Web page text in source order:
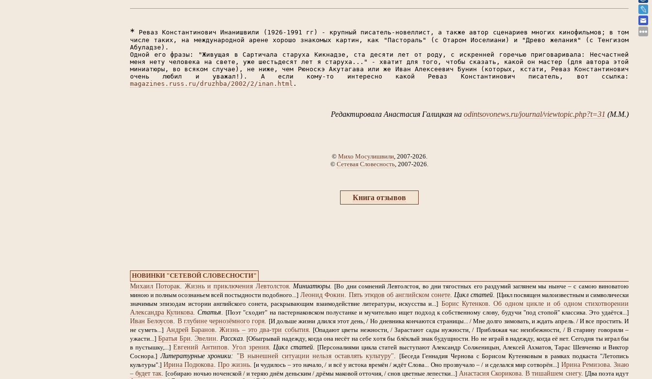
* Реваз Константинович Инанишвили (1926-1991 гг) - крупный писатель-новеллист, а также автор сценариев многих кинофильмов; в том
числе таких, на международной арене хорошо знакомых картин, как "Пастораль" (с Отаром Иоселиани) и "Древо желания" (с Тенгизом
Абуладзе).
Одной его фразы: "Живущая в Сартичала старуха Кикнадзе, ста десяти лет от роду, с искренней горечью приговаривала: Несчастней
меня нету человека на свете, уже шестьдесят лет я старуха..." - хватит для того, чтобы сказать, какой он мастер (для автора этой
миниатюры, во всяком случае), не ниже, чем Рюноскэ Акутагава или же Иван Алексеевич Бунин (которых, кстати, Реваз Константинович
очень любил и уважал!). А если кому-то интересно какой Реваз Константинович писатель, вот ссылка:
magazines.russ.ru/druzhba/2002/2/inan.html .
Редактировала Анастасия Галицкая на odintsovonews.ru/journal/viewtopic.php?t=31 (М.М.)
© Михо Мосулишвили, 2007-2026.
© Сетевая Словесность , 2007-2026.
Книга отзывов
НОВИНКИ "СЕТЕВОЙ СЛОВЕСНОСТИ"
Михаил Поторак Жизнь и приключения Левтолстоя. Миниатюры.
[Во дни сомнений Левтолстоя, во дни тягостных его раздумий заглянем мы нынче – с самою виноватою
миною и полным осознаньем всей постыдности подобного...] Леонид Фокин Пять этюдов об английском сонете. Цикл статей.
[Цикл посвящен малоизвестным и символически
значимым эпизодам истории английского сонета, раскрывающим взаимодействие литературы, искусства и...] Борис Кутенков .Об одном цикле и об одном стихотворении
Александра Куликова .Статья [Поэт "сходит" на пастернаковском полустанке и мучительно ищет подход к собственному слову, будучи "под стопой" классика. Это удаётся...]
Иван Белоусов В глубине чернозёмного горя
[И дольше жизни длился этот день, / Но дневника кончаются страницы... / Мне долго зимовать, и ждать апрель. / И все простить. И
не суметь...] Андрей Баранов .Жизнь – это два-три события.
[Опадают цветы нежности, / Зарастают сады нужности, / Приближая час неизбежности, / В старину говорили –
ужасти...] Братья Бри Эвелин Рассказ
[Обыгрывай надежду, когда она несёт на себе хотя бы блёклый знак будущности. Но не играй в надежду, когда её нет. Сегодня ты играл бы
в пустышку,...] Евгений Антипов .Угол зрения. Цикл статей.
[Персоналиями цикла статей выступают Александр Солженицын, Алексей Ахматов, Тарас Шевченко и Виктор
Соснора.] Литературные хроники: "В нынешней ситуации нельзя оставлять культуру"
[Беседа Геннадия Чернова с Борисом Кутенковым в рамках подкаста "Летопись
культуры".] Ирина Подюкова Про жизнь [и чудилось – это начало, / и всё у истока времён / ждёт Слова... Оно прозвучало – / и сделался мир сотворён...] Ирина Ремизова.Знаю
– будет так
[собираю ночью ноченской / и теряю днём деньским / дрёмы маковой отточия, / снов цветные лепестки...] Анастасия Скорикова .В тишайшем снегу. [Два поэта идут